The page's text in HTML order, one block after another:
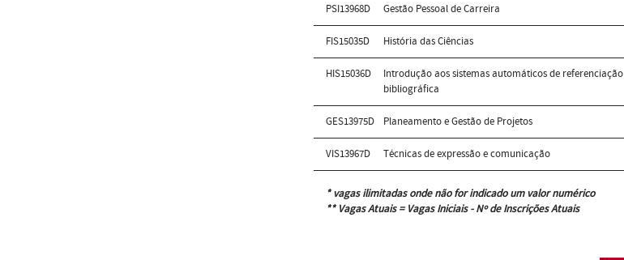
PSI13968D Gestão Pessoal de Carreira
FIS15035D História das Ciências
HIS15036D
Introdução aos sistemas automáticos de referenciação
bibliográfica
GES13975D Planeamento e Gestão de Projetos
VIS13967D Técnicas de expressão e comunicação
* vagas ilimitadas onde não for indicado um valor numérico
** Vagas Atuais = Vagas Iniciais - Nº de Inscrições Atuais